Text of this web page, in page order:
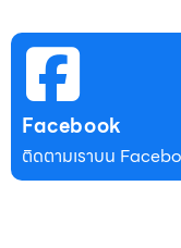
Facebook
ติดตามเราบน